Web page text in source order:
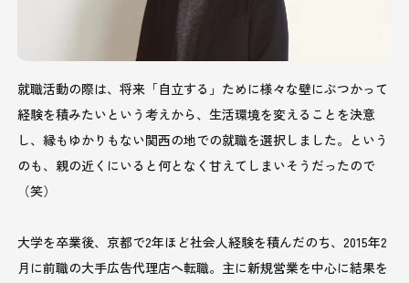
就職活動の際は、将来「自立する」ために様々な壁にぶつかって
経験を積みたいという考えから、生活環境を変えることを決意
し、縁もゆかりもない関西の地での就職を選択しました。という
のも、親の近くにいると何となく甘えてしまいそうだったので
（笑）
大学を卒業後、京都で2年ほど社会人経験を積んだのち、2015年2
月に前職の大手広告代理店へ転職。主に新規営業を中心に結果を